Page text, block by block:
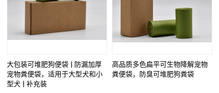
大包装可堆肥狗便袋 | 防漏加厚
宠物粪便袋，适用于大型犬和小
型犬 | 补充装
高品质多色扁平可生物降解宠物
粪便袋，防臭可堆肥狗粪袋